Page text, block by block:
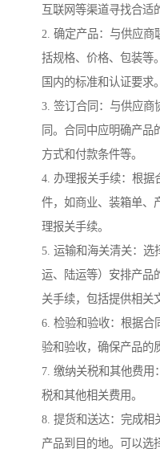
互联网等渠道寻找合适
2. 确定产品：与供应商
括规格、价格、包装等
国内的标准和认证要求。
3. 签订合同：与供应商
同。合同中应明确产品
方式和付款条件等。
4. 办理报关手续：根据
件，如商业、装箱单、
理报关手续。
5. 运输和海关清关：选
运、陆运等）安排产品
关手续，包括提供相关
6. 检验和验收：根据合
验和验收，确保产品的
7. 缴纳关税和其他费用
税和其他相关费用。
8. 提货和送达：完成相
产品到目的地。可以选